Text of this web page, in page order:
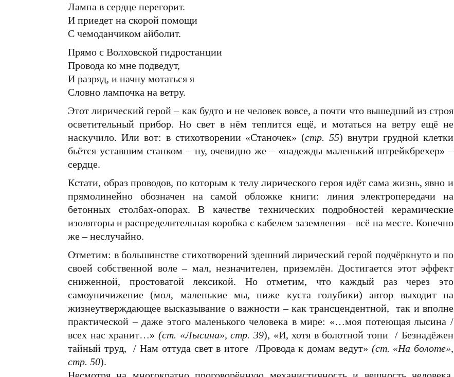
Лампа в сердце перегорит.
И приедет на скорой помощи
С чемоданчиком айболит.
Прямо с Волховской гидростанции
Провода ко мне подведут,
И разряд, и начну мотаться я
Словно лампочка на ветру.
Этот лирический герой – как будто и не человек вовсе, а почти что вышедший из строя
осветительный прибор. Но свет в нём теплится ещё, и мотаться на ветру ещё не
наскучило. Или вот: в стихотворении «Станочек» (стр. 55) внутри грудной клетки
бьётся уставшим станком – ну, очевидно же – «надежды маленький штрейкбрехер» –
сердце.
Кстати, образ проводов, по которым к телу лирического героя идёт сама жизнь, явно и
прямолинейно обозначен на самой обложке книги: линия электропередачи на
бетонных столбах-опорах. В качестве технических подробностей керамические
изоляторы и распределительная коробка с кабелем заземления – всё на месте. Конечно
же – неслучайно.
Отметим: в большинстве стихотворений здешний лирический герой подчёркнуто и по
своей собственной воле – мал, незначителен, приземлён. Достигается этот эффект
сниженной, простоватой лексикой. Но отметим, что каждый раз через это
самоуничижение (мол, маленькие мы, ниже куста голубики) автор выходит на
жизнеутверждающее высказывание о важности – как трансцендентной, так и вполне
практической – даже этого маленького человека в мире: «…моя потеющая лысина /
всех нас хранит…» (ст. «Лысина», стр. 39), «И, хотя в болотной топи / Безнадёжен
тайный труд, / Нам оттуда свет в итоге /Провода к домам ведут» (ст. «На болоте»,
стр. 50).